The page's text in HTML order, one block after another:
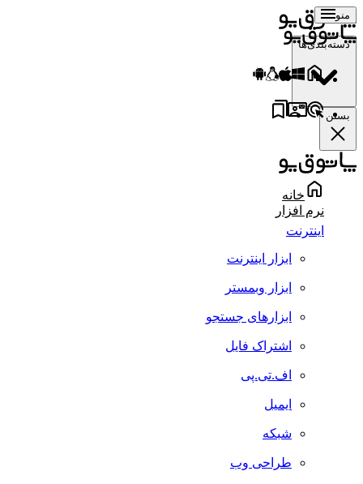
منو
دسته‌بندی‌ها
بستن
خانه
نرم افزار
اینترنت
ابزار اینترنت
ابزار وبمستر
ابزارهای جستجو
اشتراک فایل
اف.تی.پی
ایمیل
شبکه
طراحی وب